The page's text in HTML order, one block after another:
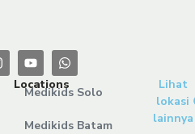
Locations
Medikids Solo
Medikids Batam
Lihat
lokasi
lainnya